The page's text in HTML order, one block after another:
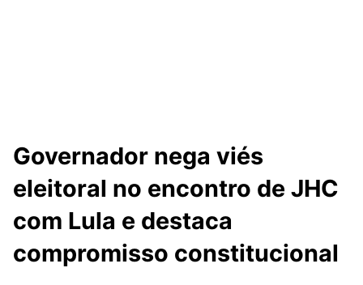
Governador nega viés
eleitoral no encontro de JHC
com Lula e destaca
compromisso constitucional